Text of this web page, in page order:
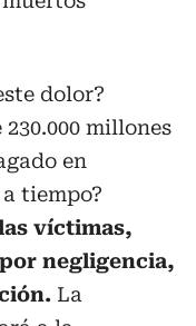
dolor?
millones
en
tiempo?
víctimas,
negligencia,
La